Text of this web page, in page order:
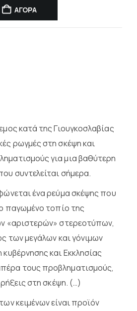
ΑΓΟΡΑ
κατά της Γιουγκοσλαβίας
ρωγμές στη σκέψη και
για μια βαθύτερη
συντελείται σήμερα.
ένα ρεύμα σκέψης που
παγωμένο τοπίο της
«αριστερών» στερεοτύπων,
των μεγάλων και γόνιμων
και Εκκλησίας
τους προβληματισμούς,
στη σκέψη. (…)
κειμένων είναι προϊόν